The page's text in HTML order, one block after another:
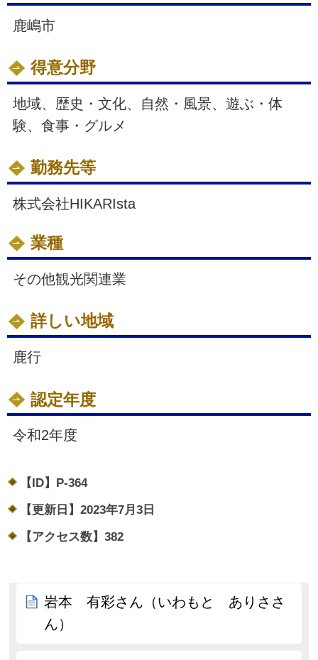
鹿嶋市
得意分野
地域、歴史・文化、自然・風景、遊ぶ・体
験、食事・グルメ
勤務先等
株式会社HIKARIsta
業種
その他観光関連業
詳しい地域
鹿行
認定年度
令和2年度
【ID】 P-364
【更新日】 2023年7月3日
【アクセス数】 382
岩本 有彩さん（いわもと ありささ
ん）